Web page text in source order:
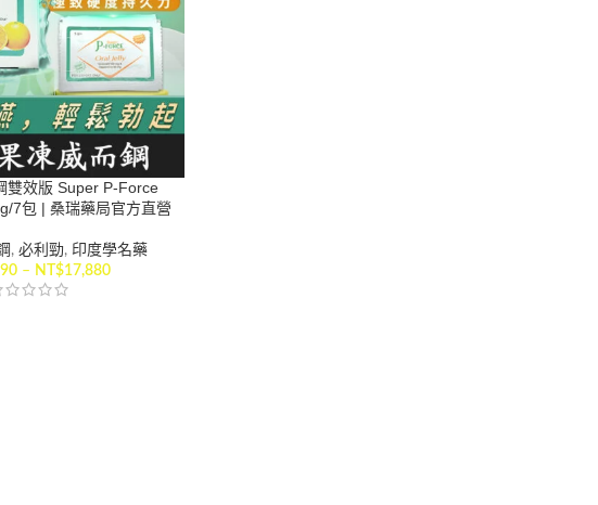
雙效版 Super P-Force
7包 | 桑瑞藥局官方直營
,必利勁, 印度學名藥
– NT$17,880